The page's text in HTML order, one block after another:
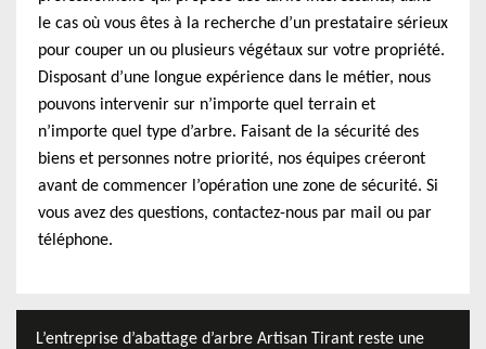
le cas où vous êtes à la recherche d’un prestataire sérieux
pour couper un ou plusieurs végétaux sur votre propriété.
Disposant d’une longue expérience dans le métier, nous
pouvons intervenir sur n’importe quel terrain et
n’importe quel type d’arbre. Faisant de la sécurité des
biens et personnes notre priorité, nos équipes créeront
avant de commencer l’opération une zone de sécurité. Si
vous avez des questions, contactez-nous par mail ou par
téléphone.
L’entreprise d’abattage d’arbre Artisan Tirant reste une